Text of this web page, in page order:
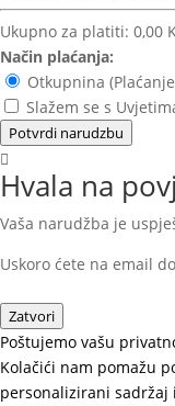
Ukupno za platiti: 0,00
Način plaćanja:
Otkupnina
Slažem se s
Potvrdi narudzbu
Hvala na
Vaša narudžba je
Uskoro ćete na email
Zatvori
Poštujemo vašu
Kolačići nam pomažu
personalizirani